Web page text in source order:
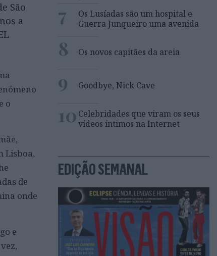
São
a
o
Lisboa,
de
onde
e
7
Os Lusíadas são um hospital e
Guerra Junqueiro uma avenida
8 Os novos capitães da areia
9 Goodbye, Nick Cave
10 Celebridades que viram os seus
vídeos íntimos na Internet
EDIÇÃO SEMANAL